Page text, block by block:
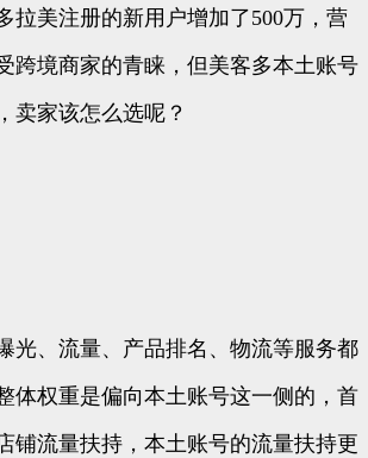
拉美注册的新用户增加了500万，营
跨境商家的青睐，但美客多本土账号
卖家该怎么选呢？
光、流量、产品排名、物流等服务都
体权重是偏向本土账号这一侧的，首
铺流量扶持，本土账号的流量扶持更